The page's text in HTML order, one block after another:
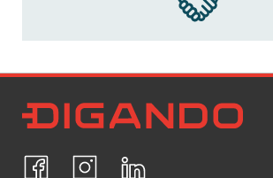
FacebookInstagram
Ich bestätige, dass ich die
personenbezogenen Daten